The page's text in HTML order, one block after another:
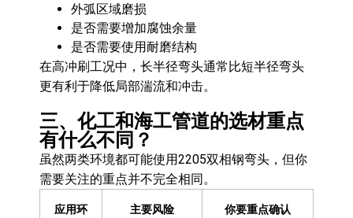
外弧区域磨损
是否需要增加腐蚀余量
是否需要使用耐磨结构
在高冲刷工况中，长半径弯头通常比短半径弯头
更有利于降低局部湍流和冲击。
三、化工和海工管道的选材重点
有什么不同？
虽然两类环境都可能使用2205双相钢弯头，但你
需要关注的重点并不完全相同。
应用环
主要风险 你要重点确认